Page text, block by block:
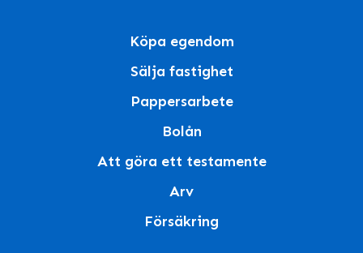
Köpa egendom
Sälja fastighet
Pappersarbete
Bolån
Att göra ett testamente
Arv
Försäkring